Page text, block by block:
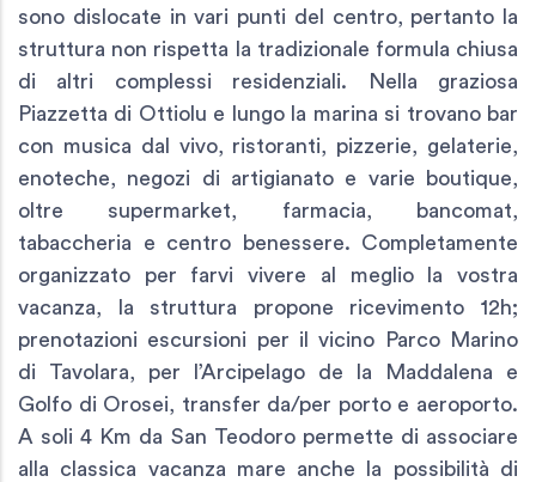
sono dislocate in vari punti del centro, pertanto la
struttura non rispetta la tradizionale formula chiusa
di altri complessi residenziali. Nella graziosa
Piazzetta di Ottiolu e lungo la marina si trovano bar
con musica dal vivo, ristoranti, pizzerie, gelaterie,
enoteche, negozi di artigianato e varie boutique,
oltre supermarket, farmacia, bancomat,
tabaccheria e centro benessere. Completamente
organizzato per farvi vivere al meglio la vostra
vacanza, la struttura propone ricevimento 12h;
prenotazioni escursioni per il vicino Parco Marino
di Tavolara, per l’Arcipelago de la Maddalena e
Golfo di Orosei, transfer da/per porto e aeroporto.
A soli 4 Km da San Teodoro permette di associare
alla classica vacanza mare anche la possibilità di